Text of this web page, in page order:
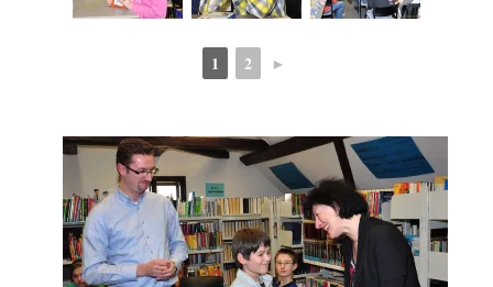
1 2 ►